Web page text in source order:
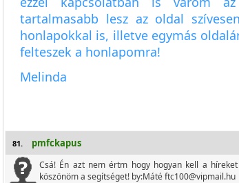
tartalmasabb lesz az oldal
honlapokkal is, illetve egymás
felteszek a honlapomra!
Melinda
81. pmfckapus
Csá! Én azt nem értm hogy hogyan kell a
köszönöm a segítséget! by:Máté ftc100@vipmail.hu